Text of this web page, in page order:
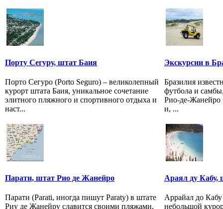
Порту Сегуру, штат Баия
Порто Сегуро (Porto Seguro) – великолепный
курорт штата Баия, уникальное сочетание
элитного пляжного и спортивного отдыха и
наст...
Экскурсии в
Бразилия
футбола и
Рио-де-Жанейро
и, ...
Парати, штат Рио де Жанейрo
Парати (Parati, иногда пишут Paraty) в штате
Риу де Жанейру славится своими пляжами,
Араял ду Кабу,
Аррайал до
небольшой